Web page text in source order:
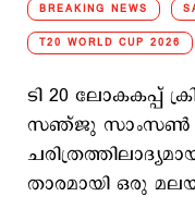
BREAKING NEWS
T20 WORLD CUP 2026
ടി 20 ലോകകപ്പ്
സഞ്ജു സാംസണ്‍
താരമായി ഒരു